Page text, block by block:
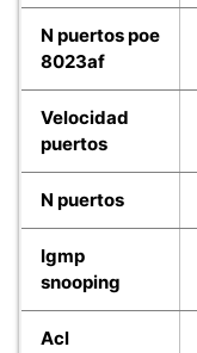
N puertos poe
8023af
Velocidad
puertos
N puertos
Igmp
snooping
Acl